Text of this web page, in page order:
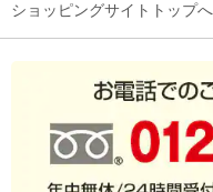
ショッピングサイトトップへ